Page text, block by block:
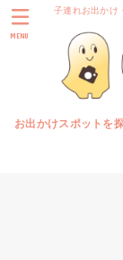
子連れお出かけ
お出かけスポットを
MENU